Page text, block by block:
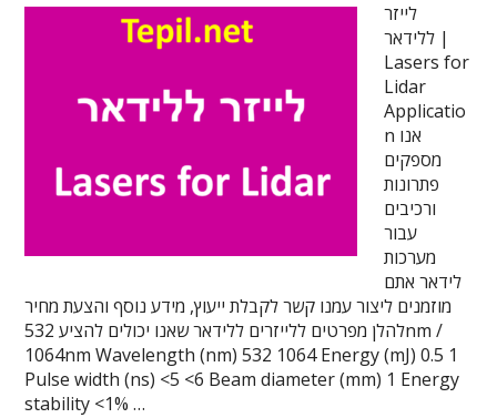
לייזר
ללידאר |
Lasers for
Lidar
Applicatio
n אנו
מספקים
פתרונות
ורכיבים
עבור
מערכות
לידאר אתם
מוזמנים ליצור עמנו קשר לקבלת ייעוץ, מידע נוסף והצעת מחיר
להלן מפרטים ללייזרים ללידאר שאנו יכולים להציע 532nm /
1064nm Wavelength (nm) 532 1064 Energy (mJ) 0.5 1
Pulse width (ns) <5 <6 Beam diameter (mm) 1 Energy
stability <1% …